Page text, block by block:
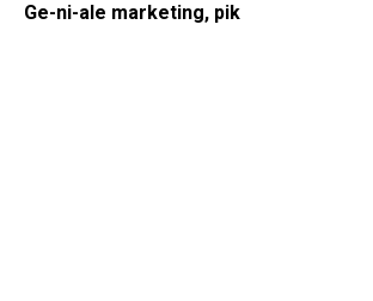
Ge-ni-ale marketing, pik